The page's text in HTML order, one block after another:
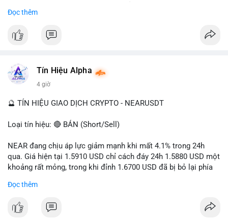
- Tác động: rủi ro cho thị trường crypto, tăng áp lực pháp lý.
#binancesquare
#vlikevn #titanbot
📰 Nguồn: Cointelegraph
Đọc thêm
Tín Hiệu Alpha
4 giờ
🔮 TÍN HIỆU GIAO DỊCH CRYPTO - NEARUSDT
Loại tín hiệu: 🔴 BÁN (Short/Sell)
NEAR đang chịu áp lực giảm mạnh khi mất 4.1% trong 24h
qua. Giá hiện tại 1.5910 USD chỉ cách đáy 24h 1.5880 USD một
khoảng rất mỏng, trong khi đỉnh 1.6700 USD đã bị bỏ lại phía
kiểm soát hoàn toàn. Khối lượng giao dịch 10.29 triệu NEAR
tiếp diễn.
Đọc thêm